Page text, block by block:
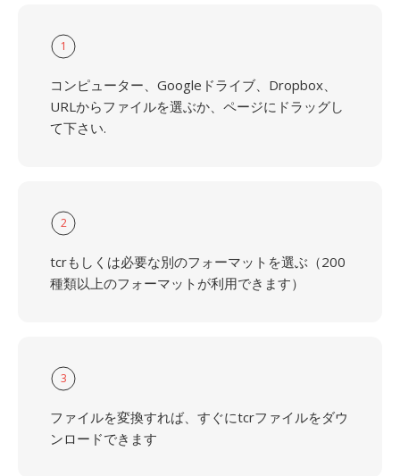
1
コンピューター、Googleドライブ、Dropbox、
URLからファイルを選ぶか、ページにドラッグし
て下さい.
2
tcrもしくは必要な別のフォーマットを選ぶ（200
種類以上のフォーマットが利用できます）
3
ファイルを変換すれば、すぐにtcrファイルをダウ
ンロードできます